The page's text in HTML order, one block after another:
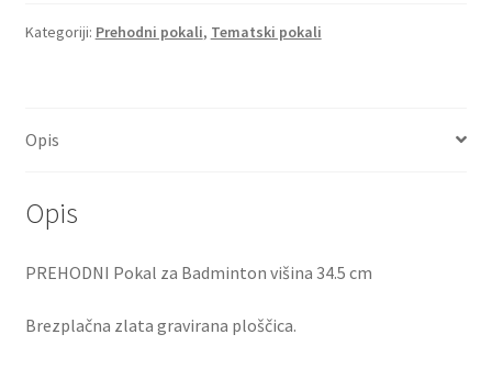
Kategoriji: Prehodni pokali, Tematski pokali
Opis
Opis
PREHODNI Pokal za Badminton višina 34.5 cm
Brezplačna zlata gravirana ploščica.